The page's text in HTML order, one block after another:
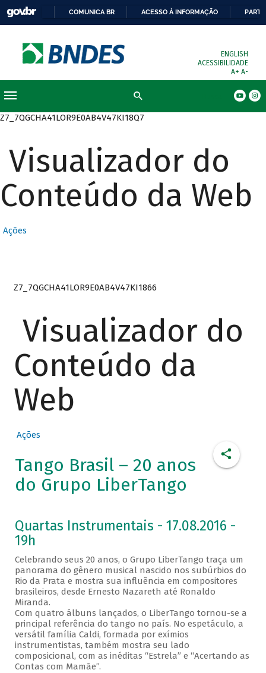
COMUNICA BR ACESSO À INFORMAÇÃO
ENGLISH
ACESSIBILIDADE
A+ A-
Z7_7QGCHA41LOR9E0AB4V47KI18Q7
Visualizador do
Conteúdo da Web
Ações
Z7_7QGCHA41LOR9E0AB4V47KI1866
Visualizador do
Conteúdo da
Web
Ações
Tango Brasil – 20 anos
do Grupo LiberTango
Quartas Instrumentais - 17.08.2016 -
19h
Celebrando seus 20 anos, o Grupo LiberTango traça um
panorama do gênero musical nascido nos subúrbios do
Rio da Prata e mostra sua influência em compositores
brasileiros, desde Ernesto Nazareth até Ronaldo
Miranda.
Com quatro álbuns lançados, o LiberTango tornou-se a
principal referência do tango no país. No espetáculo, a
versátil família Caldi, formada por exímios
instrumentistas, também mostra seu lado
composicional, com as inéditas “Estrela” e “Acertando as
Contas com Mamãe”.